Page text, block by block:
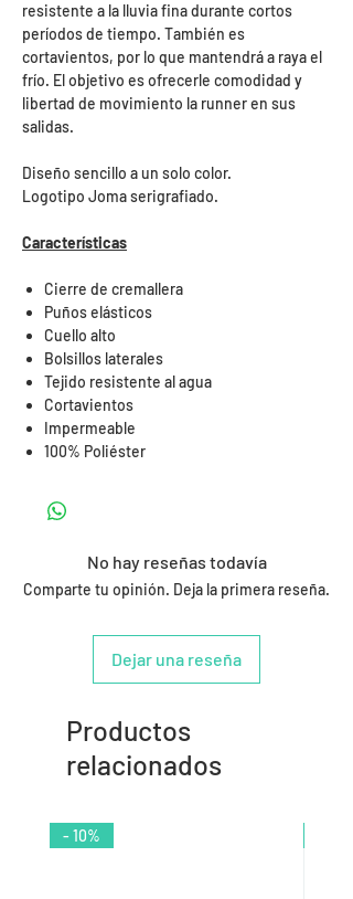
resistente a la lluvia fina durante cortos
períodos de tiempo. También es
cortavientos, por lo que mantendrá a raya el
frío. El objetivo es ofrecerle comodidad y
libertad de movimiento la runner en sus
salidas.
Diseño sencillo a un solo color.
Logotipo Joma serigrafiado.
Características
Cierre de cremallera
Puños elásticos
Cuello alto
Bolsillos laterales
Tejido resistente al agua
Cortavientos
Impermeable
100% Poliéster
No hay reseñas todavía
Comparte tu opinión. Deja la primera reseña.
Dejar una reseña
Productos
relacionados
- 10%